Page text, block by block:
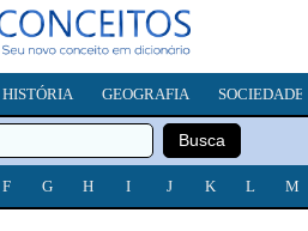
HISTÓRIA GEOGRAFIA SOCIEDADE
F G H I J K L M